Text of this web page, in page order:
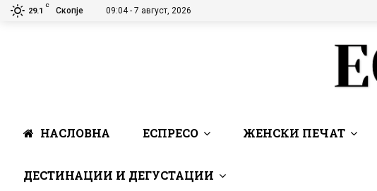
29.1
C
Скопје 09:04 - 7 август, 2026
НАСЛОВНА ЕСПРЕСО ЖЕНСКИ ПЕЧАТ
ДЕСТИНАЦИИ И ДЕГУСТАЦИИ